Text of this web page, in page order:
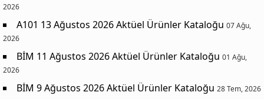
2026
A101 13 Ağustos 2026 Aktüel Ürünler Kataloğu 07 Ağu,
2026
BİM 11 Ağustos 2026 Aktüel Ürünler Kataloğu 01 Ağu,
2026
BİM 9 Ağustos 2026 Aktüel Ürünler Kataloğu 28 Tem, 2026